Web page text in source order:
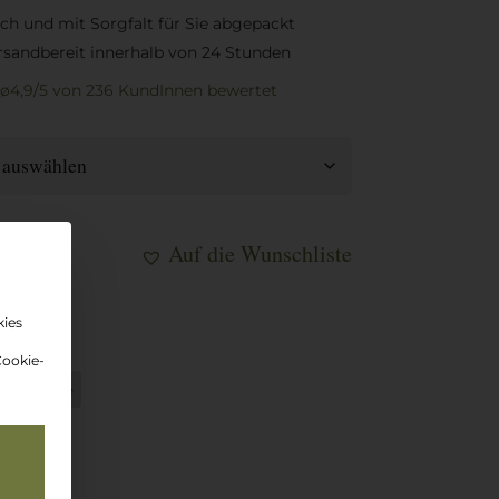
und mit Sorgfalt für Sie abgepackt
innerhalb von 24 Stunden
ø4,9/5 von 236 KundInnen bewertet
Auf die Wunschliste